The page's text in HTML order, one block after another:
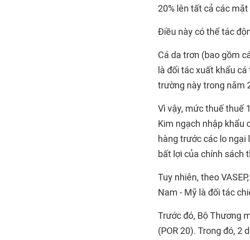
20% lên tất cả các
Điều này có thể tác
Cá da trơn (bao gồm
là đối tác xuất khẩu
trường này trong năm
Vì vậy, mức thuế thuế
Kim ngạch nhập khẩu
hàng trước các lo
bất lợi của chính sách
Tuy nhiên, theo
Nam - Mỹ là đối tác
Trước đó, Bộ Thương
(POR 20). Trong đó, 2